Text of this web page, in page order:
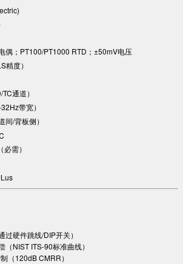
偶；PT100/PT1000 RTD；±50mV电压
精度）
通道）
带宽）
间/背板侧）
需）
硬件跳线/DIP开关）
NIST ITS-90标准曲线）
（120dB CMRR）